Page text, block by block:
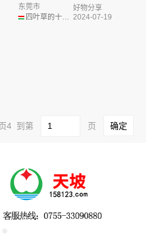
四叶草的十年之约
东莞市
好物分享
2024-07-19
4 到第 页